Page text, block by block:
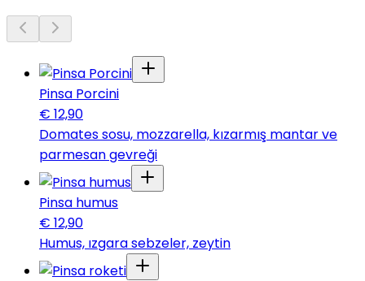
Pinsa Porcini
€ 12,90
Domates sosu, mozzarella, kızarmış mantar ve
parmesan gevreği
Pinsa humus
€ 12,90
Humus, ızgara sebzeler, zeytin